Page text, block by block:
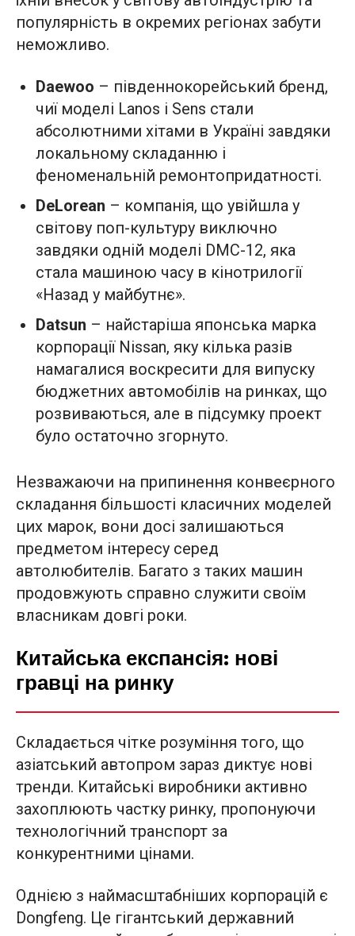
популярність в окремих регіонах забути
неможливо.
Daewoo – південнокорейський бренд,
чиї моделі Lanos і Sens стали
абсолютними хітами в Україні завдяки
локальному складанню і
феноменальній ремонтопридатності.
DeLorean – компанія, що увійшла у
світову поп-культуру виключно
завдяки одній моделі DMC-12, яка
стала машиною часу в кінотрилогії
«Назад у майбутнє».
Datsun – найстаріша японська марка
корпорації Nissan, яку кілька разів
намагалися воскресити для випуску
бюджетних автомобілів на ринках, що
розвиваються, але в підсумку проект
було остаточно згорнуто.
Незважаючи на припинення конвеєрного
складання більшості класичних моделей
цих марок, вони досі залишаються
предметом інтересу серед
автолюбителів. Багато з таких машин
продовжують справно служити своїм
власникам довгі роки.
Китайська експансія: нові
гравці на ринку
Складається чітке розуміння того, що
азіатський автопром зараз диктує нові
тренди. Китайські виробники активно
захоплюють частку ринку, пропонуючи
технологічний транспорт за
конкурентними цінами.
Однією з наймасштабніших корпорацій є
Dongfeng. Це гігантський державний